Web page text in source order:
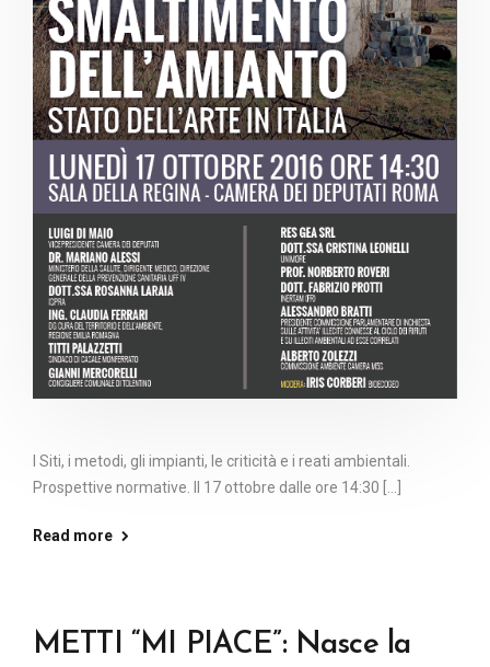
I Siti, i metodi, gli impianti, le criticità e i reati ambientali.
Prospettive normative. Il 17 ottobre dalle ore 14:30 [...]
Read more
METTI “MI PIACE”: Nasce la